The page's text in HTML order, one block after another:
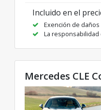
Incluido en el
Exención de daños
La responsabilidad
Mercedes CLE